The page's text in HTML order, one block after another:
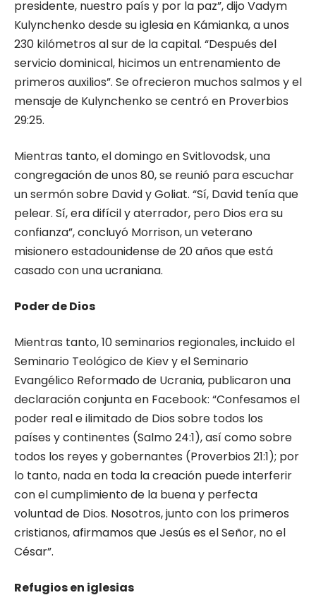
presidente, nuestro país y por la paz”, dijo Vadym
Kulynchenko desde su iglesia en Kámianka, a unos
230 kilómetros al sur de la capital. “Después del
servicio dominical, hicimos un entrenamiento de
primeros auxilios”. Se ofrecieron muchos salmos y el
mensaje de Kulynchenko se centró en Proverbios
29:25.
Mientras tanto, el domingo en Svitlovodsk, una
congregación de unos 80, se reunió para escuchar
un sermón sobre David y Goliat. “Sí, David tenía que
pelear. Sí, era difícil y aterrador, pero Dios era su
confianza”, concluyó Morrison, un veterano
misionero estadounidense de 20 años que está
casado con una ucraniana.
Poder de Dios
Mientras tanto, 10 seminarios regionales, incluido el
Seminario Teológico de Kiev y el Seminario
Evangélico Reformado de Ucrania, publicaron una
declaración conjunta en Facebook: “Confesamos el
poder real e ilimitado de Dios sobre todos los
países y continentes (Salmo 24:1), así como sobre
todos los reyes y gobernantes (Proverbios 21:1); por
lo tanto, nada en toda la creación puede interferir
con el cumplimiento de la buena y perfecta
voluntad de Dios. Nosotros, junto con los primeros
cristianos, afirmamos que Jesús es el Señor, no el
César”.
Refugios en iglesias